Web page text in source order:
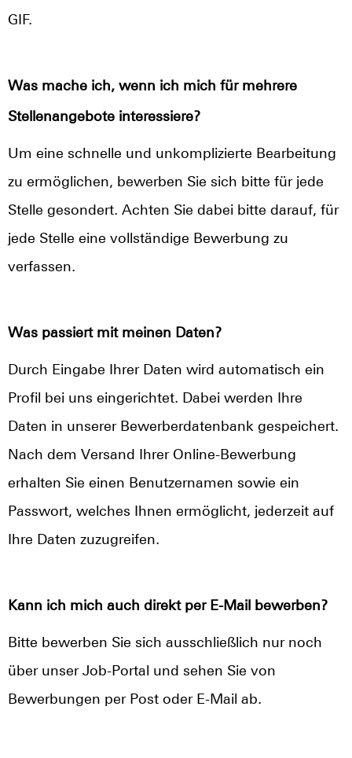
GIF.
Was mache ich, wenn ich mich für mehrere
Stellenangebote interessiere?
Um eine schnelle und unkomplizierte Bearbeitung
zu ermöglichen, bewerben Sie sich bitte für jede
Stelle gesondert. Achten Sie dabei bitte darauf, für
jede Stelle eine vollständige Bewerbung zu
verfassen.
Was passiert mit meinen Daten?
Durch Eingabe Ihrer Daten wird automatisch ein
Profil bei uns eingerichtet. Dabei werden Ihre
Daten in unserer Bewerberdatenbank gespeichert.
Nach dem Versand Ihrer Online-Bewerbung
erhalten Sie einen Benutzernamen sowie ein
Passwort, welches Ihnen ermöglicht, jederzeit auf
Ihre Daten zuzugreifen.
Kann ich mich auch direkt per E-Mail bewerben?
Bitte bewerben Sie sich ausschließlich nur noch
über unser Job-Portal und sehen Sie von
Bewerbungen per Post oder E-Mail ab.